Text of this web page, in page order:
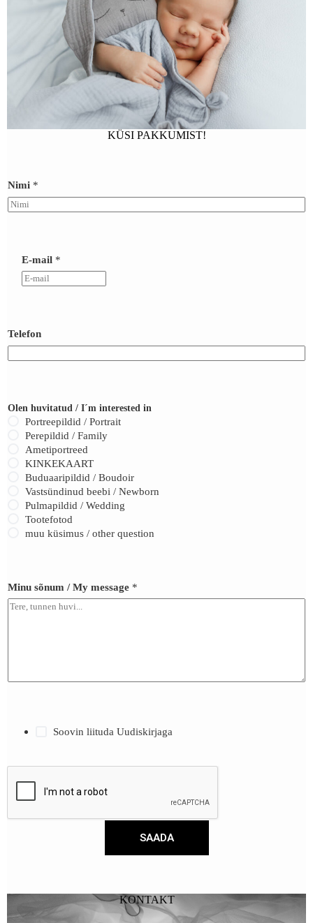
KÜSI PAKKUMIST!
Nimi *
E-mail *
Telefon
Olen huvitatud / I´m interested in
Portreepildid / Portrait
Perepildid / Family
Ametiportreed
KINKEKAART
Buduaaripildid / Boudoir
Vastsündinud beebi / Newborn
Pulmapildid / Wedding
Tootefotod
muu küsimus / other question
Minu sõnum / My message *
Soovin liituda Uudiskirjaga
SAADA
KONTAKT